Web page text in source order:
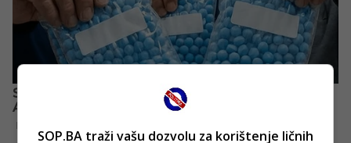
SOP.BA traži vašu dozvolu za korištenje ličnih